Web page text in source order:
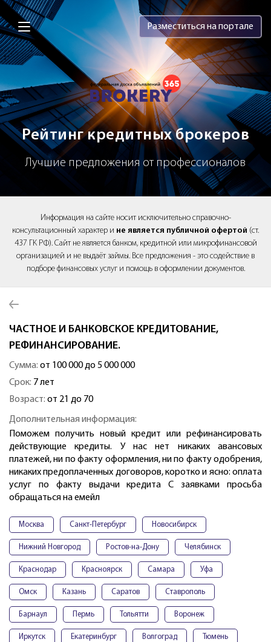
Brokery365 - Рейтинг кредитных
Разместиться на портале
Рейтинг кредитных брокеров
Лучшие предложения от профессионалов
Информация на сайте носит исключительно справочно-
консультационный характер и не является публичной офертой (ст.
437 ГК РФ). Сайт не является банком, кредитной или микрофинансовой
организацией и не выдаёт займы. Все предложения - это содействие в
подборе финансовых услуг и помощь в оформлении документов.
ЧАСТНОЕ И БАНКОВСКОЕ КРЕДИТОВАНИЕ,
РЕФИНАНСИРОВАНИЕ.
Сумма: от 100 000 до 5 000 000
Срок: 7 лет
Возраст: от 21 до 70
Дополнительная информация:
Поможем получить новый кредит или рефинансировать
действующие кредиты. У нас нет никаких авансовых
платежей, ни по факту оформления, ни по факту одобрения,
никаких предоплаченных договоров, коротко и ясно: оплата
услуг по факту выдачи кредита С заявками просьба
обращаться на емейл
Москва Санкт-Петербург Новосибирск
Нижний Новгород Ростов-на-Дону Челябинск
Краснодар Красноярск Самара Уфа
Омск Казань Саратов Ставрополь
Барнаул Пермь Тольятти Воронеж
Иркутск Екатеринбург Волгоград Тюмень